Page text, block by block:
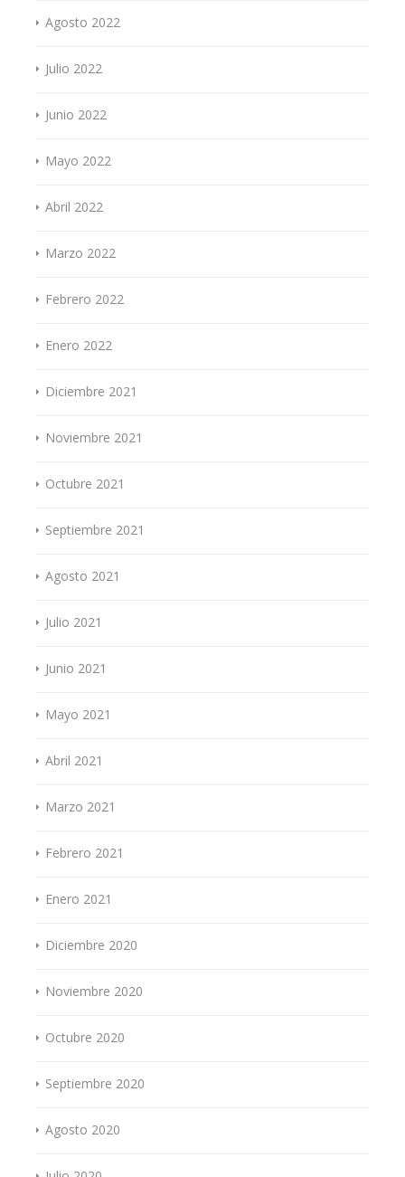
Agosto 2022
Julio 2022
Junio 2022
Mayo 2022
Abril 2022
Marzo 2022
Febrero 2022
Enero 2022
Diciembre 2021
Noviembre 2021
Octubre 2021
Septiembre 2021
Agosto 2021
Julio 2021
Junio 2021
Mayo 2021
Abril 2021
Marzo 2021
Febrero 2021
Enero 2021
Diciembre 2020
Noviembre 2020
Octubre 2020
Septiembre 2020
Agosto 2020